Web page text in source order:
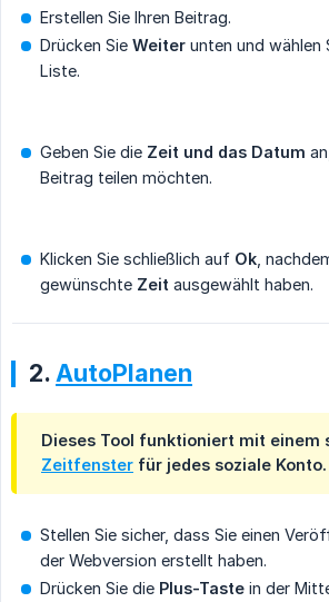
Erstellen Sie Ihren Beitrag.
Drücken Sie Weiter unten und wählen
Liste.
Geben Sie die Zeit und das Datum
Beitrag teilen möchten.
Klicken Sie schließlich auf Ok ,
gewünschte Zeit ausgewählt haben.
2. AutoPlanen
Dieses Tool funktioniert mit einem
Zeitfenster für jedes soziale Konto.
Stellen Sie sicher, dass Sie einen
der Webversion erstellt haben.
Drücken Sie die Plus-Taste in der